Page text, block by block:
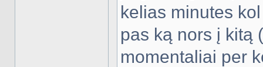
kelias minutes
pas ką nors į kitą
momentaliai per